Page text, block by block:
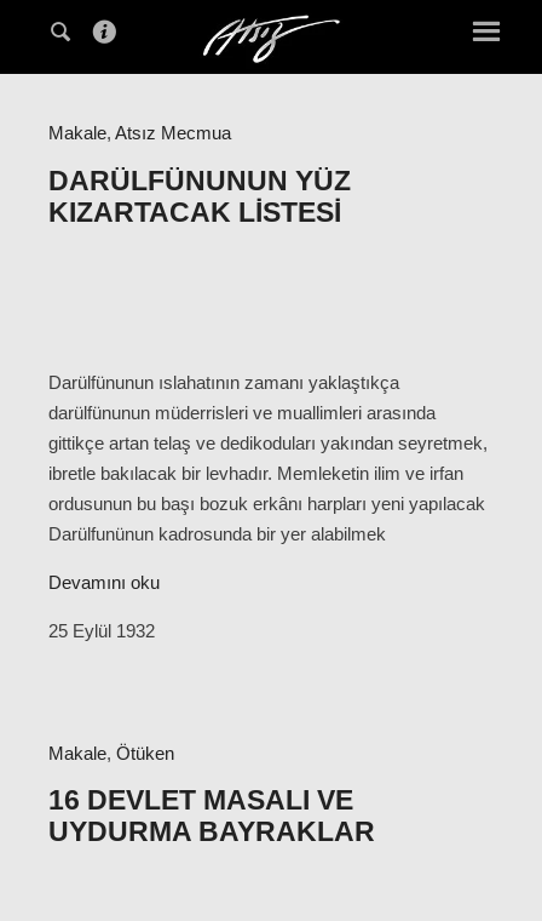
Makale, Atsız Mecmua
DARÜLFÜNUNUN YÜZ
KIZARTACAK LISTESI
Darülfünunun ıslahatının zamanı yaklaştıkça
darülfünunun müderrisleri ve muallimleri arasında
gittikçe artan telaş ve dedikoduları yakından seyretmek,
ibretle bakılacak bir levhadır. Memleketin ilim ve irfan
ordusunun bu başı bozuk erkânı harpları yeni yapılacak
Darülfunünun kadrosunda bir yer alabilmek
Devamını oku
25 Eylül 1932
Makale, Ötüken
16 DEVLET MASALI VE
UYDURMA BAYRAKLAR